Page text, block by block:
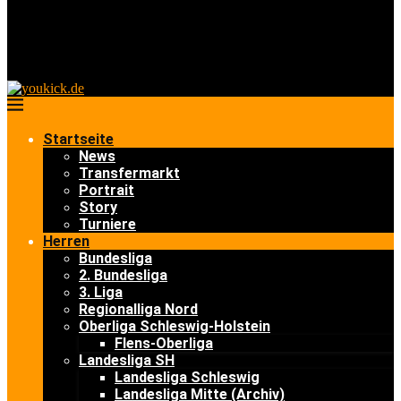
Startseite
News
Transfermarkt
Portrait
Story
Turniere
Herren
Bundesliga
2. Bundesliga
3. Liga
Regionalliga Nord
Oberliga Schleswig-Holstein
Flens-Oberliga
Landesliga SH
Landesliga Schleswig
Landesliga Mitte (Archiv)